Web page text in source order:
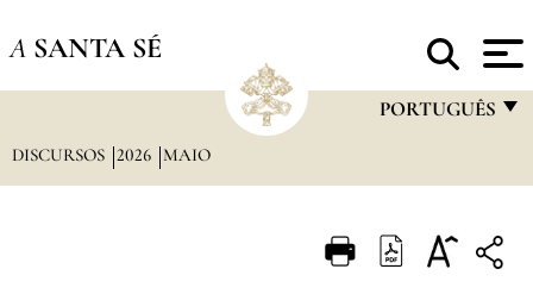
A SANTA SÉ
PORTUGUÊS
ITALIANO
DISCURSOS 2026 MAIO